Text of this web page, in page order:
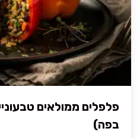
פלפלים ממולאים
בפה)